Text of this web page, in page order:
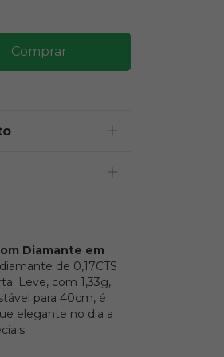
Diamante em
de 0,17CTS
Leve, com 1,33g,
para 40cm, é
elegante no dia a